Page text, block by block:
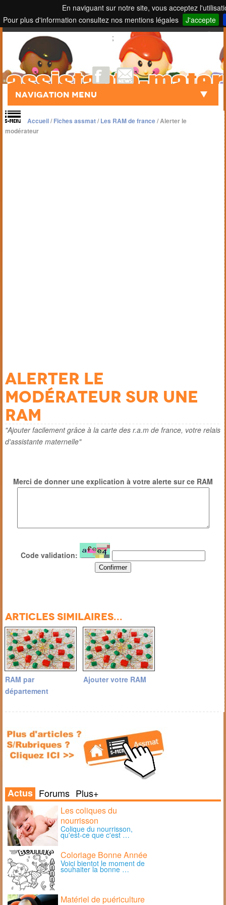
En naviguant sur notre site, vous acceptez
Pour plus d'information consultez nos mentions légales
J'accepte
Touch to Search
;
Navigation Menu
Accueil/Fiches assmat/Les RAM de france/Alerter le
modérateur
Alerter le
modérateur sur une
ram
"Ajouter facilement grâce à la carte des r.a.m de france, votre relais
d'assistante maternelle"
Merci de donner une explication à votre alerte sur ce RAM
Code validation:
Articles similaires...
RAM par
département
Ajouter votre RAM
Actus Forums Plus+
Les coliques du
nourrisson
Colique du nourrisson,
qu'est-ce que c'est …
Coloriage Bonne Année
Voici bientot le moment de
souhaiter la bonne …
Matériel de puériculture